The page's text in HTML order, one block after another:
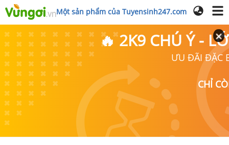
Một sản phẩm của Tuyensinh247.com
🔥 2K9 CHÚ Ý -
ƯU ĐÃI ĐẶC
CHỈ